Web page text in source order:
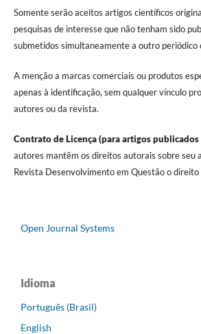
Somente serão aceitos artigos científicos
pesquisas de interesse que não tenham sido
submetidos simultaneamente a outro periódico
A menção a marcas comerciais ou produtos
apenas à identificação, sem qualquer vínculo
autores ou da revista.
Contrato de Licença (para artigos
autores mantêm os direitos autorais sobre seu
Revista Desenvolvimento em Questão o direito
Open Journal Systems
Idioma
Português (Brasil)
English